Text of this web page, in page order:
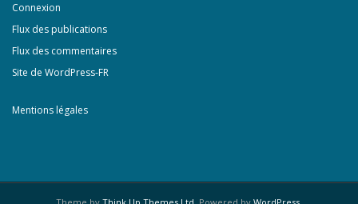
Connexion
Flux des publications
Flux des commentaires
Site de WordPress-FR
Mentions légales